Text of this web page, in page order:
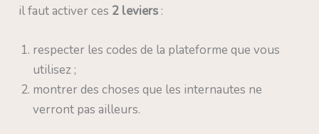
il faut activer ces 2 leviers :
respecter les codes de la plateforme que vous
utilisez ;
montrer des choses que les internautes ne
verront pas ailleurs.